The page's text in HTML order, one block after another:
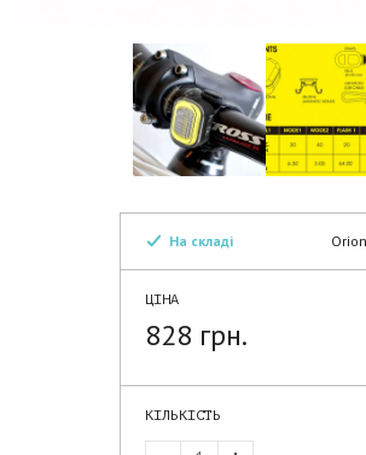
На складі
ЦІНА
828 грн.
КІЛЬКІСТЬ